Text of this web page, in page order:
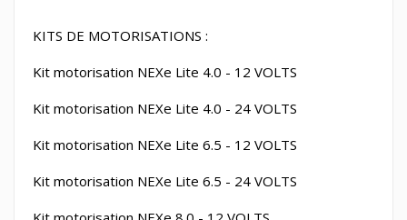
KITS DE MOTORISATIONS :
Kit motorisation NEXe Lite 4.0 - 12 VOLTS
Kit motorisation NEXe Lite 4.0 - 24 VOLTS
Kit motorisation NEXe Lite 6.5 - 12 VOLTS
Kit motorisation NEXe Lite 6.5 - 24 VOLTS